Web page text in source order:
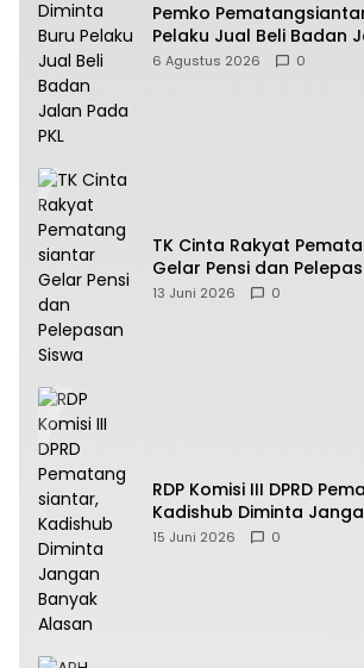
Pemko
Pelaku Jual Beli Badan
6 Agustus 2026 0
TK Cinta Rakyat
Gelar Pensi dan
13 Juni 2026 0
RDP Komisi III DPRD
Kadishub Diminta
Alasan
15 Juni 2026 0